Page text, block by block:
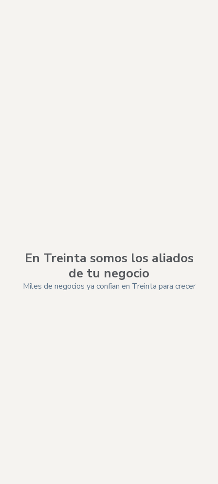
En Treinta somos los aliados
de tu negocio
Miles de negocios ya confían en Treinta para crecer